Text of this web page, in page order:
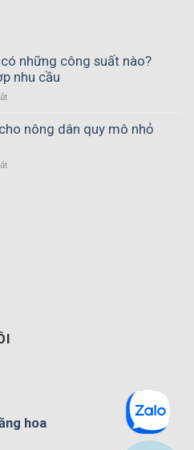
có những công suất nào?
nhu cầu
sấy
nông dân quy mô nhỏ
hoa